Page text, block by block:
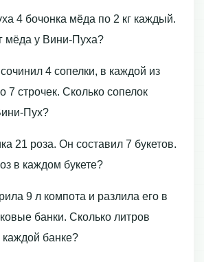
4 бочонка мёда по 2 кг каждый.
мёда у Вини-Пуха?
4 сопелки, в каждой из
7 строчек. Сколько сопелок
Пух?
21 роза. Он составил 7 букетов.
в каждом букете?
9 л компота и разлила его в
банки. Сколько литров
каждой банке?